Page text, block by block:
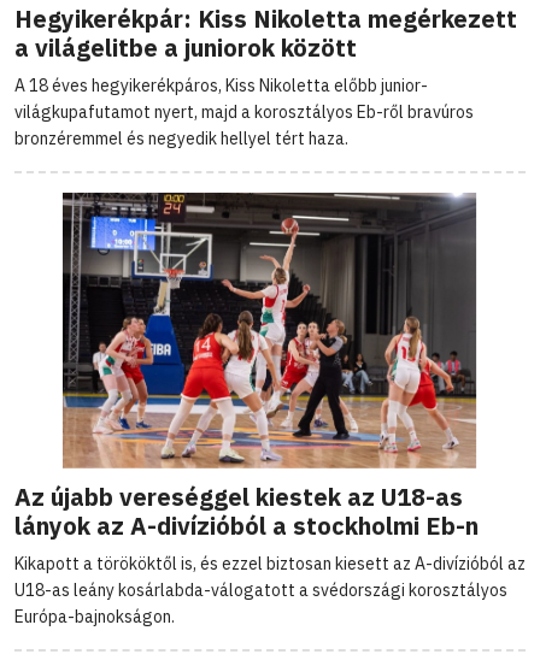
Hegyikerékpár: Kiss Nikoletta megérkezett
a világelitbe a juniorok között
A 18 éves hegyikerékpáros, Kiss Nikoletta előbb junior-
világkupafutamot nyert, majd a korosztályos Eb-ről bravúros
bronzéremmel és negyedik hellyel tért haza.
Az újabb vereséggel kiestek az U18-as
lányok az A-divízióból a stockholmi Eb-n
Kikapott a törököktől is, és ezzel biztosan kiesett az A-divízióból az
U18-as leány kosárlabda-válogatott a svédországi korosztályos
Európa-bajnokságon.